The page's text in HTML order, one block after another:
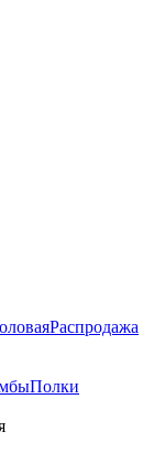
Распродажа
Полки